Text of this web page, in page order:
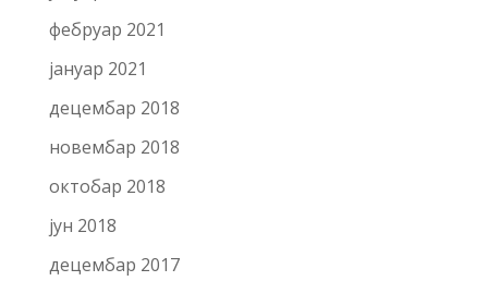
фебруар 2021
јануар 2021
децембар 2018
новембар 2018
октобар 2018
јун 2018
децембар 2017